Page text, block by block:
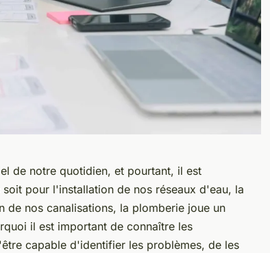
de notre quotidien, et pourtant, il est
pour l'installation de nos réseaux d'eau, la
de nos canalisations, la plomberie joue un
il est important de connaître les
capable d'identifier les problèmes, de les